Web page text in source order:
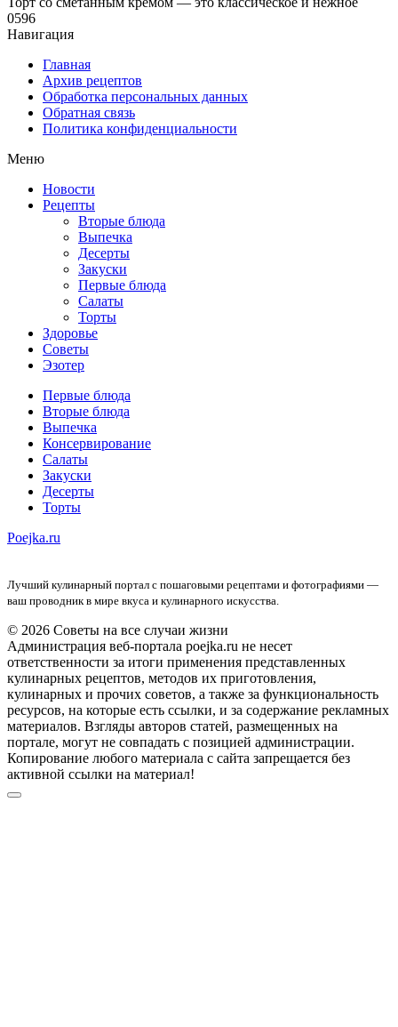
0596
Навигация
Главная
Архив рецептов
Обработка персональных данных
Обратная связь
Политика конфиденциальности
Меню
Новости
Рецепты
Вторые блюда
Выпечка
Десерты
Закуски
Первые блюда
Салаты
Торты
Здоровье
Советы
Эзотер
Первые блюда
Вторые блюда
Выпечка
Консервирование
Салаты
Закуски
Десерты
Торты
Poejka.ru
Лучший кулинарный портал с пошаговыми рецептами и фотографиями —
ваш проводник в мире вкуса и кулинарного искусства.
© 2026 Советы на все случаи жизни
Администрация веб-портала poejka.ru не несет
ответственности за итоги применения представленных
кулинарных рецептов, методов их приготовления,
кулинарных и прочих советов, а также за функциональность
ресурсов, на которые есть ссылки, и за содержание рекламных
материалов. Взгляды авторов статей, размещенных на
портале, могут не совпадать с позицией администрации.
Копирование любого материала с сайта запрещается без
активной ссылки на материал!